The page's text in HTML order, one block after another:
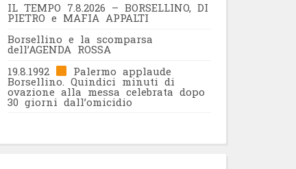
IL TEMPO 7.8.2026 – BORSELLINO, DI
PIETRO e MAFIA APPALTI
Borsellino e la scomparsa
dell’AGENDA ROSSA
19.8.1992
Palermo applaude
Borsellino. Quindici minuti di
ovazione alla messa celebrata dopo
30 giorni dall’omicidio